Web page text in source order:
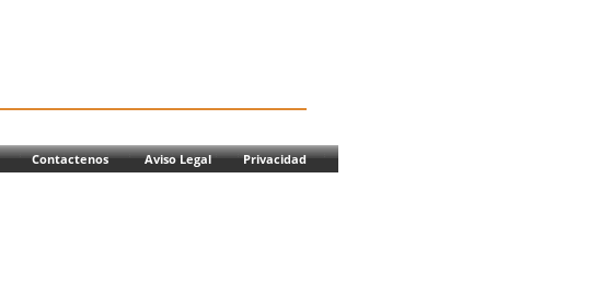
Contactenos Aviso Legal Privacidad